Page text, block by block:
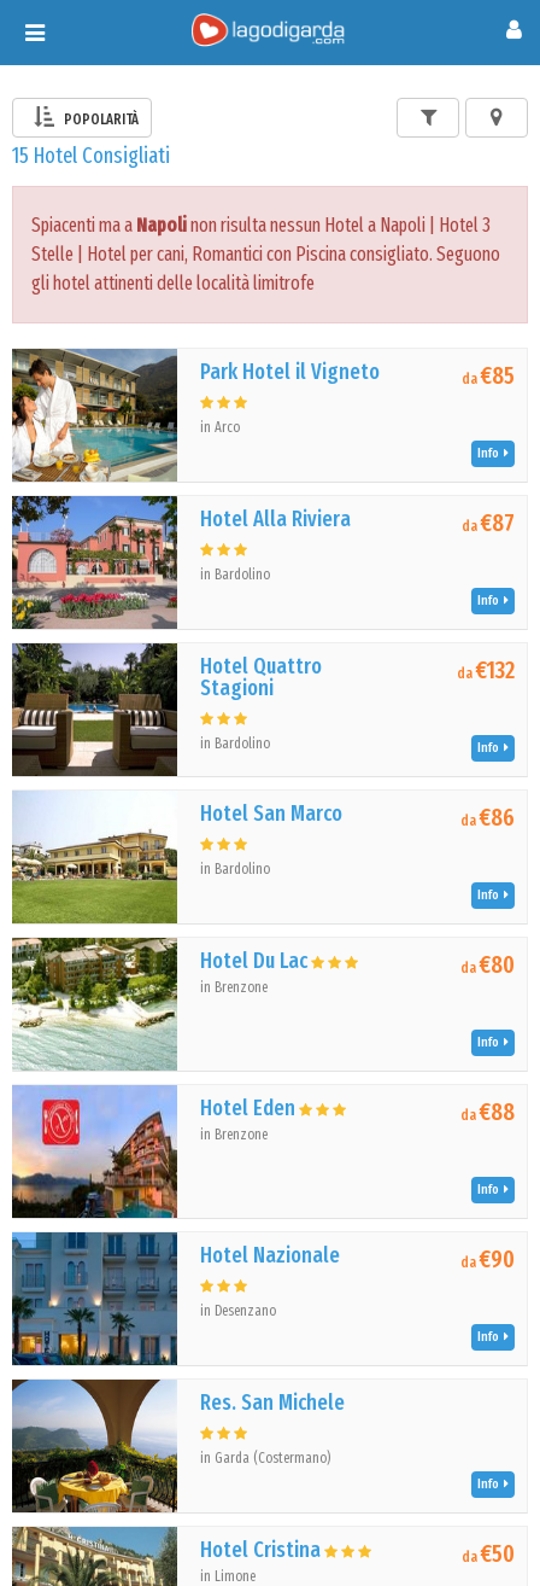
Toggle
navigation
POPOLARITÀ
15 Hotel Consigliati
Spiacenti ma a Napolinon risulta nessun Hotel a Napoli | Hotel 3
Stelle | Hotel per cani, Romantici con Piscina consigliato. Seguono
gli hotel attinenti delle località limitrofe
Park Hotel il Vigneto
in Arco
da€85
Info
Hotel Alla Riviera
in Bardolino
da€87
Info
Hotel Quattro
Stagioni
in Bardolino
da€132
Info
Hotel San Marco
in Bardolino
da€86
Info
Hotel Du Lac
in Brenzone
da€80
Info
Hotel Eden
in Brenzone
da€88
Info
Hotel Nazionale
in Desenzano
da€90
Info
Res. San Michele
in Garda (Costermano)
Info
Hotel Cristina
in Limone
da€50